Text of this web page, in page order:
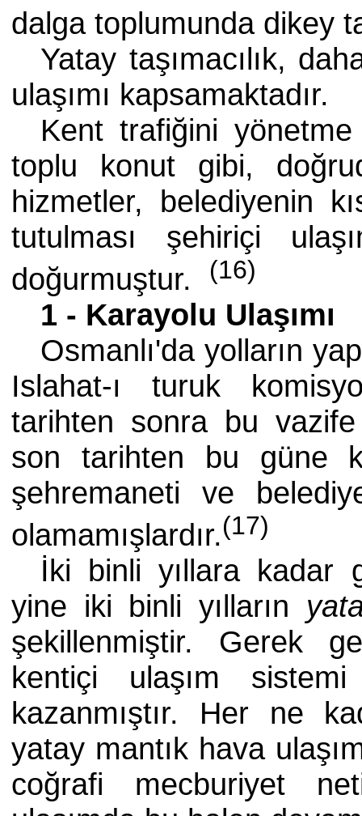
dalga toplumunda dikey
Yatay taşımacılık,
ulaşımı kapsamaktadır.
Kent trafiğini
toplu konut gibi,
hizmetler, belediyenin
tutulması şehiriçi
doğurmuştur.
(16)
1 - Karayolu Ulaşımı
Osmanlı'da yolların
Islahat-ı turuk
tarihten sonra bu
son tarihten bu güne
şehremaneti ve
olamamışlardır.(17)
İki binli yıllara kadar
yine iki binli yılların
şekillenmiştir. Gerek
kentiçi ulaşım
kazanmıştır. Her ne
yatay mantık hava
coğrafi mecburiyet